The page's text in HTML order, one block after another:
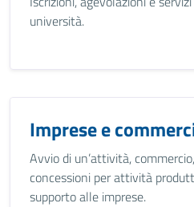
università.
Imprese e
Avvio di un’attività,
concessioni per attività
supporto alle imprese.